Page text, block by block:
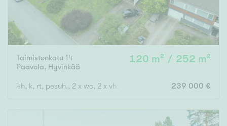
Taimistonkatu 14
Paavola, Hyvinkää
120 m² / 252 m²
4h, k, rt, pesuh., 2 x wc, 2 x vh, pukuh., kph, s, autotalli
239 000 €